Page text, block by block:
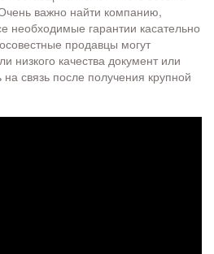
важно найти компанию,
необходимые гарантии касательно
продавцы могут
низкого качества документ или
на связь после получения крупной